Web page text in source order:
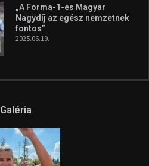
„A Forma-1-es Magyar
Nagydíj az egész nemzetnek
fontos”
2025.06.19.
Galéria